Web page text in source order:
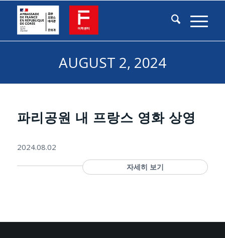
AUGUST 2, 2024
파리공원 내 프랑스 영화 상영
2024.08.02
자세히 보기